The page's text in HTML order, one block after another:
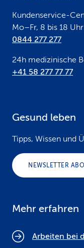
Kundenservice-
Mo–Fr, 8 bis 18 Uhr
0844 277 277
24h medizinische
+41 58 277 77 77
Gesund leben
Tipps, Wissen und
NEWSLETTER
Mehr erfahren
Arbeiten bei